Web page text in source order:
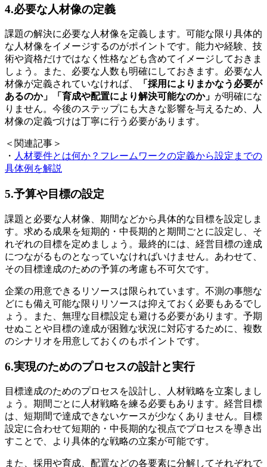
4.必要な人材像の定義
課題の解決に必要な人材像を定義します。可能な限り具体的
な人材像をイメージするのがポイントです。能力や経験、技
術や資格だけではなく性格なども含めてイメージしておきま
しょう。また、必要な人数も明確にしておきます。必要な人
材像が定義されていなければ、
「採用によりまかなう必要が
あるのか」「育成や配置により解決可能なのか」 が明確にな
りません。今後のステップにも大きな影響を与えるため、人
材像の定義づけは丁寧に行う必要があります。
＜関連記事＞
・ 人材要件とは何か？フレームワークの定義から設定までの
具体例を解説
5.予算や目標の設定
課題と必要な人材像、期間などから具体的な目標を設定しま
す。求める成果を短期的・中長期的と期間ごとに設定し、そ
れぞれの目標を定めましょう。最終的には、経営目標の達成
につながるものとなっていなければいけません。あわせて、
その目標達成のための予算の考慮も不可欠です。
企業の用意できるリソースは限られています。不測の事態な
どにも備え可能な限りリソースは抑えておく必要もあるでし
ょう。また、無理な目標設定も避ける必要があります。予期
せぬことや目標の達成が困難な状況に対応するために、複数
のシナリオを用意しておくのもポイントです。
6.実現のためのプロセスの設計と実行
目標達成のためのプロセスを設計し、人材戦略を立案しまし
ょう。期間ごとに人材戦略を練る必要もあります。経営目標
は、短期間で達成できないケースが少なくありません。目標
設定に合わせて短期的・中長期的な視点でプロセスを導き出
すことで、より具体的な戦略の立案が可能です。
また、採用や育成、配置などの各要素に分解してそれぞれで